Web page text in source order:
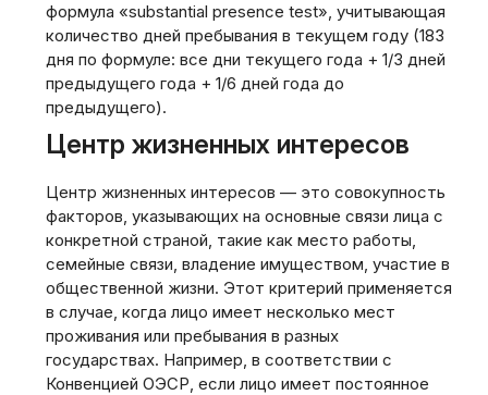
формула «substantial presence test», учитывающая
количество дней пребывания в текущем году (183
дня по формуле: все дни текущего года + 1/3 дней
предыдущего года + 1/6 дней года до
предыдущего).
Центр жизненных интересов
Центр жизненных интересов — это совокупность
факторов, указывающих на основные связи лица с
конкретной страной, такие как место работы,
семейные связи, владение имуществом, участие в
общественной жизни. Этот критерий применяется
в случае, когда лицо имеет несколько мест
проживания или пребывания в разных
государствах. Например, в соответствии с
Конвенцией ОЭСР, если лицо имеет постоянное